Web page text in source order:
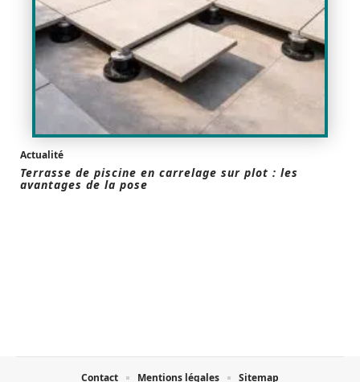
Actualité
Terrasse de piscine en carrelage sur plot : les
avantages de la pose
Contact Mentions légales Sitemap